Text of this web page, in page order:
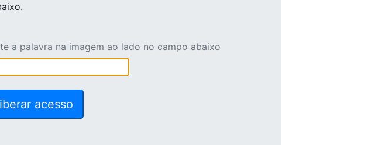
a palavra na imagem ao lado no campo abaixo